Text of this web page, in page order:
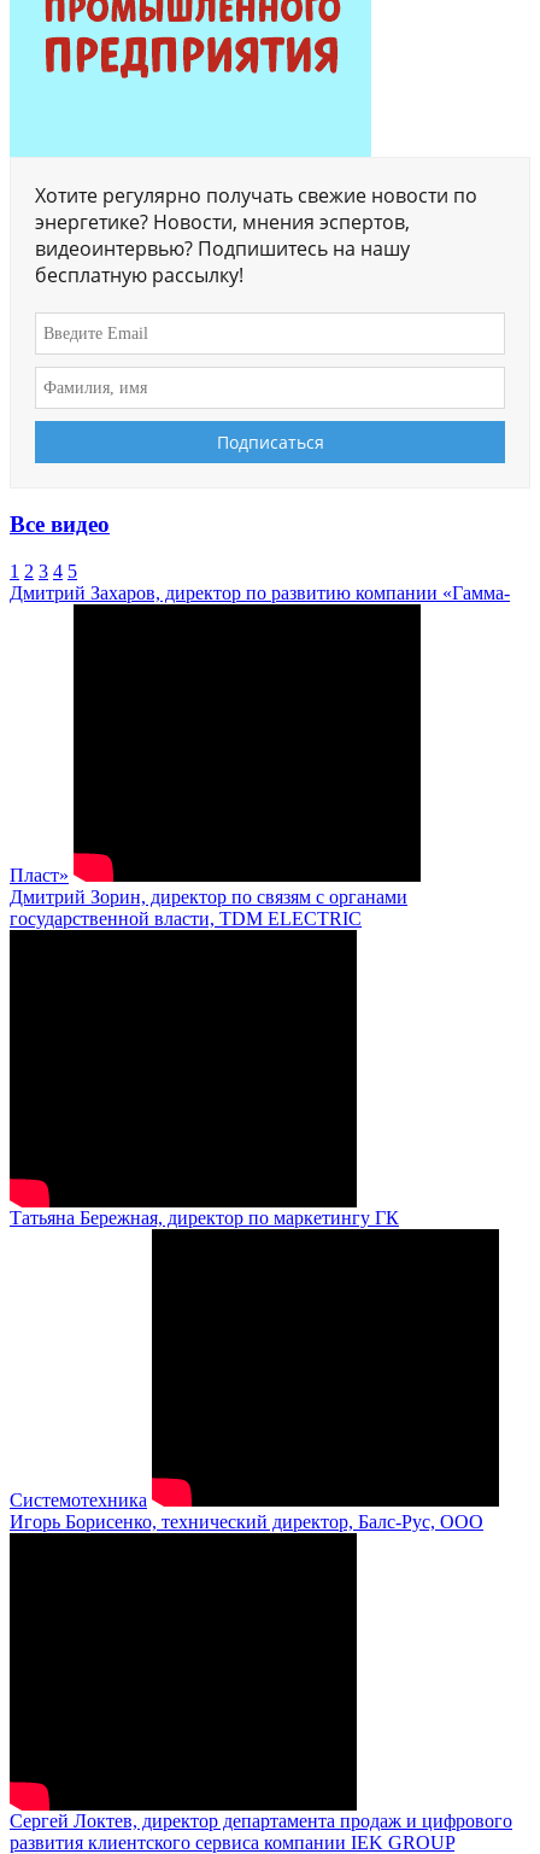
Хотите регулярно получать свежие новости по
энергетике? Новости, мнения эспертов,
видеоинтервью? Подпишитесь на нашу
бесплатную рассылку!
Все видео
1 2 3 4 5
Дмитрий Захаров, директор по развитию компании «Гамма-
Пласт»
Дмитрий Зорин, директор по связям с органами
государственной власти, TDM ELECTRIC
Татьяна Бережная, директор по маркетингу ГК
Системотехника
Игорь Борисенко, технический директор, Балс-Рус, ООО
Сергей Локтев, директор департамента продаж и цифрового
развития клиентского сервиса компании IEK GROUP